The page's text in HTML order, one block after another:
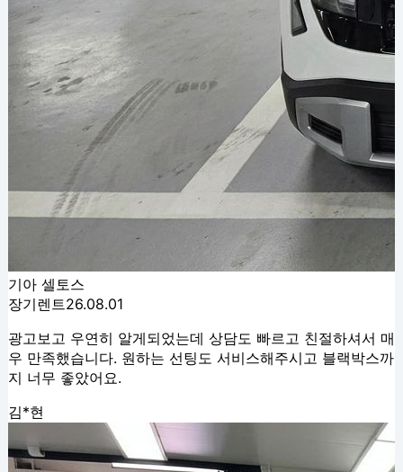
기아 셀토스
장기렌트26.08.01
광고보고 우연히 알게되었는데 상담도 빠르고 친절하셔서 매
우 만족했습니다. 원하는 선팅도 서비스해주시고 블랙박스까
지 너무 좋았어요.
김*현